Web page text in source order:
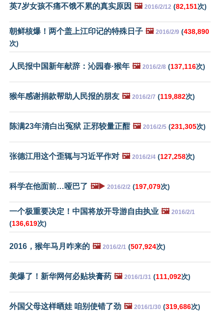
英7岁女孩不痛不饿不累的真实原因 🖼️ 2016/2/12 (82,151次)
朝鲜核爆！两个盖上江印记的特殊日子 🖼️ 2016/2/9 (438,890
次)
人民报中国新年献辞：沁园春·猴年 🖼️ 2016/2/8 (137,116次)
猴年感谢捐款帮助人民报的朋友 🖼️ 2016/2/7 (119,882次)
陈满23年清白出冤狱 正邪较量正酣 🖼️ 2016/2/5 (231,305次)
张德江用这个歪辄与习近平作对 🖼️ 2016/2/4 (127,258次)
科学在他面前…哑巴了 🖼️▶️ 2016/2/2 (197,079次)
一个极重要决定！中国将放开导游自由执业 🖼️ 2016/2/1
(136,619次)
2016，猴年马月咋来的 🖼️ 2016/2/1 (507,924次)
美爆了！新华网何必贴块膏药 🖼️ 2016/1/31 (111,092次)
外国父母这样晒娃 咱别使错了劲 🖼️ 2016/1/30 (319,686次)